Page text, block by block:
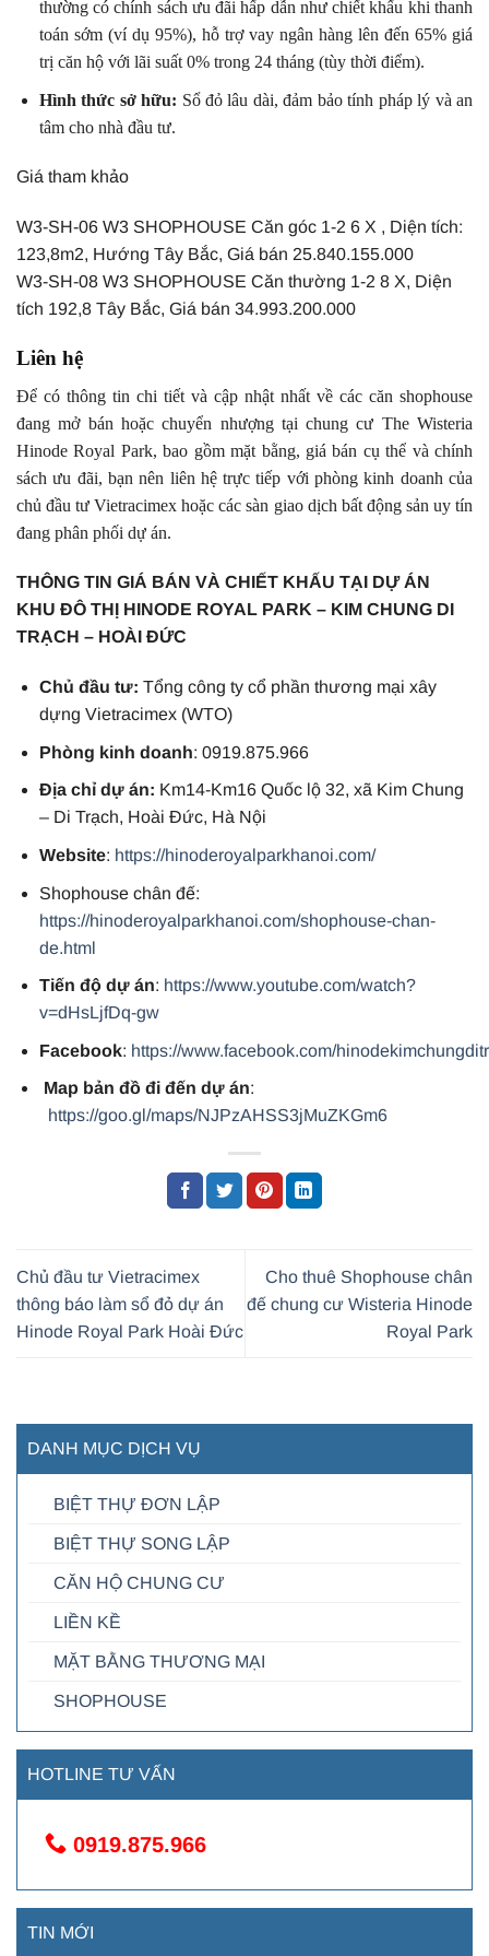
thường có chính sách ưu đãi hấp dẫn như chiết khấu khi thanh
toán sớm (ví dụ 95%), hỗ trợ vay ngân hàng lên đến 65% giá
trị căn hộ với lãi suất 0% trong 24 tháng (tùy thời điểm).
Hình thức sở hữu: Sổ đỏ lâu dài, đảm bảo tính pháp lý và an
tâm cho nhà đầu tư.
Giá tham khảo
W3-SH-06 W3 SHOPHOUSE Căn góc 1-2 6 X , Diện tích:
123,8m2, Hướng Tây Bắc, Giá bán 25.840.155.000
W3-SH-08 W3 SHOPHOUSE Căn thường 1-2 8 X, Diện
tích 192,8 Tây Bắc, Giá bán 34.993.200.000
Liên hệ
Để có thông tin chi tiết và cập nhật nhất về các căn shophouse
đang mở bán hoặc chuyển nhượng tại chung cư The Wisteria
Hinode Royal Park, bao gồm mặt bằng, giá bán cụ thể và chính
sách ưu đãi, bạn nên liên hệ trực tiếp với phòng kinh doanh của
chủ đầu tư Vietracimex hoặc các sàn giao dịch bất động sản uy tín
đang phân phối dự án.
THÔNG TIN GIÁ BÁN VÀ CHIẾT KHẤU TẠI DỰ ÁN
KHU ĐÔ THỊ HINODE ROYAL PARK – KIM CHUNG DI
TRẠCH – HOÀI ĐỨC
Chủ đầu tư: Tổng công ty cổ phần thương mại xây
dựng Vietracimex (WTO)
Phòng kinh doanh: 0919.875.966
Địa chỉ dự án: Km14-Km16 Quốc lộ 32, xã Kim Chung
– Di Trạch, Hoài Đức, Hà Nội
Website: https://hinoderoyalparkhanoi.com/
Shophouse chân đế:
https://hinoderoyalparkhanoi.com/shophouse-chan-
de.html
Tiến độ dự án: https://www.youtube.com/watch?
v=dHsLjfDq-gw
Facebook: https://www.facebook.com/
Map bản đồ đi đến dự án:
https://goo.gl/maps/NJPzAHSS3jMuZKGm6
Chủ đầu tư Vietracimex
thông báo làm sổ đỏ dự án
Hinode Royal Park Hoài Đức
Cho thuê Shophouse chân
đế chung cư Wisteria Hinode
Royal Park
DANH MỤC DỊCH VỤ
BIỆT THỰ ĐƠN LẬP
BIỆT THỰ SONG LẬP
CĂN HỘ CHUNG CƯ
LIỀN KỀ
MẶT BẰNG THƯƠNG MẠI
SHOPHOUSE
HOTLINE TƯ VẤN
0919.875.966
TIN MỚI